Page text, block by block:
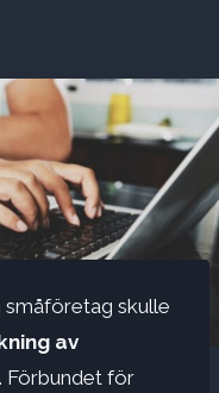
skulle
av
. Förbundet för